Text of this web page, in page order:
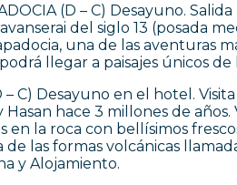
(D – C) Desayuno.
del siglo 13 (posada
una de las aventuras
llegar a paisajes únicos de
– C) Desayuno en el hotel.
Hasan hace 3 millones de
en la roca con bellísimos
de las formas volcánicas
y Alojamiento.